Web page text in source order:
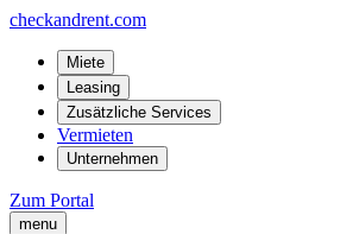
checkandrent.com
Miete
Leasing
Zusätzliche Services
Vermieten
Unternehmen
Zum Portal
menu